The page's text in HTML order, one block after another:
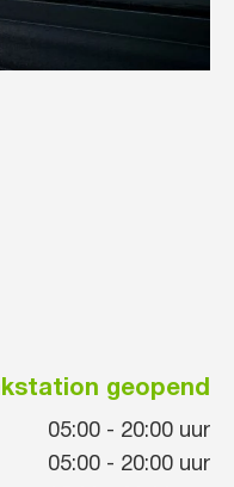
geopend
05:00 - 20:00 uur
05:00 - 20:00 uur